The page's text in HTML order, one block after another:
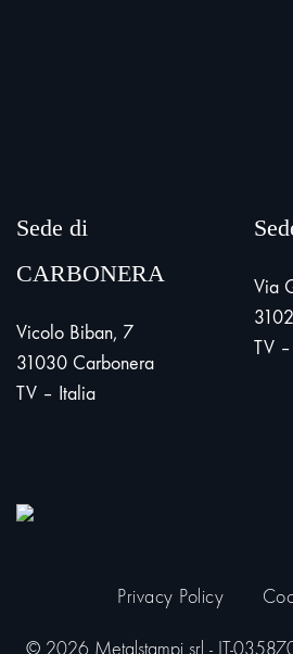
Sede di
CARBONERA
Vicolo Biban, 7
31030 Carbonera
TV – Italia
Via
TV
© 2026 Metalstampi srl - IT-
Privacy Policy